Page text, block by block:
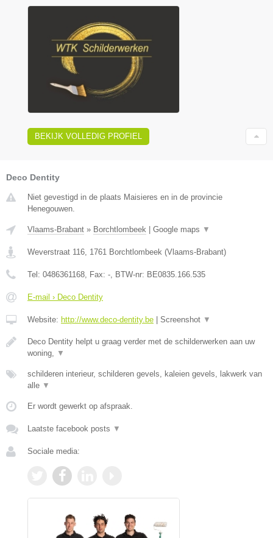
BEKIJK VOLLEDIG PROFIEL
Deco Dentity
Niet gevestigd in de plaats Maisieres en in de provincie
Henegouwen.
Vlaams-Brabant » Borchtlombeek Google maps ▼
Weverstraat 116 1761 Borchtlombeek (Vlaams-Brabant)
Tel: 0486361168 , Fax: - , BTW-nr: BE0835.166.535
E-mail › Deco Dentity
Website: http://www.deco-dentity.be Screenshot ▼
Deco Dentity helpt u graag verder met de schilderwerken aan uw
woning,
▼
schilderen interieur, schilderen gevels, kaleien gevels, lakwerk van
alle ▼
Er wordt gewerkt op afspraak.
Laatste facebook posts ▼
Sociale media: